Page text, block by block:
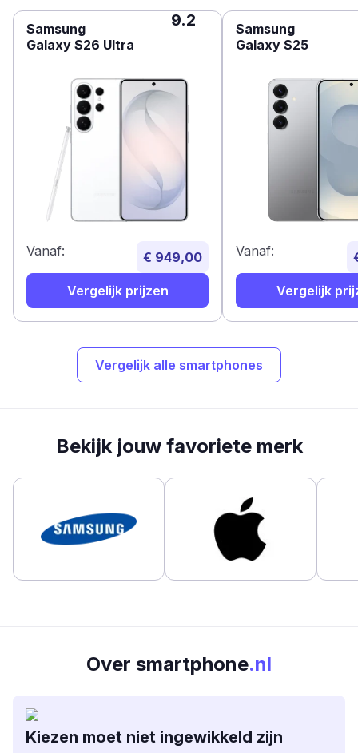
Samsung
Galaxy S26 Ultra
9.2
Vanaf: € 949,00
Vergelijk prijzen
Samsung
Galaxy S25
Vanaf:
Vergelijk
Vergelijk alle smartphones
Bekijk jouw favoriete merk
Over smartphone.nl
Kiezen moet niet ingewikkeld zijn